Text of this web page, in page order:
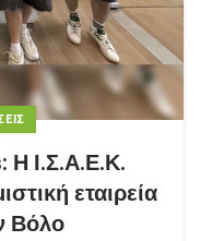
Ι.Σ.Α.Ε.Κ.
εταιρεία
Βόλο